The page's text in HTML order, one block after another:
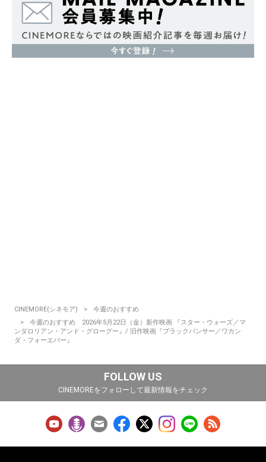
CINEMORE(シネモア)
今週のおすすめ
今週のおすすめ 2026年5月22日（金）新作映画 『スター・ウォーズ／マ
ンダロリアン・アンド・グローグー』/ 旧作映画『ブラックパンサー／ワカン
ダ・フォーエバー』
FOLLOW US
CINEMOREをフォローして最新情報をチェック